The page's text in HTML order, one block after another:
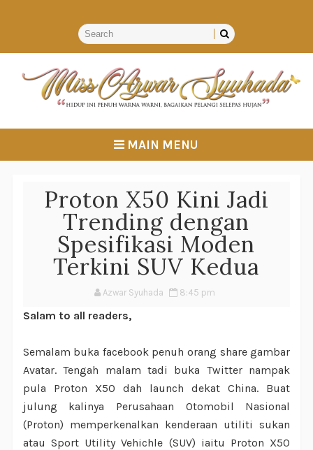
MAIN MENU
Proton X50 Kini Jadi
Trending dengan
Spesifikasi Moden
Terkini SUV Kedua
Azwar Syuhada 8:45 pm
Salam to all readers,
Semalam buka facebook penuh orang share gambar
Avatar. Tengah malam tadi buka Twitter nampak
pula Proton X50 dah launch dekat China. Buat
julung kalinya Perusahaan Otomobil Nasional
(Proton) memperkenalkan kenderaan utiliti sukan
atau Sport Utility Vehichle (SUV) iaitu Proton X50